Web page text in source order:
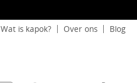
Wat is kapok?
Over ons Blog